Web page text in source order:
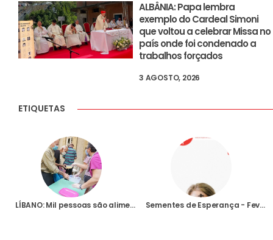
ALBÂNIA: Papa lembra
exemplo do Cardeal Simoni
que voltou a celebrar Missa no
país onde foi condenado a
trabalhos forçados
3 AGOSTO, 2026
ETIQUETAS
LÍBANO: Mil pessoas são alimentadas todos os dias na “sopa dos pobres” em Zahlé, um projecto apoiado pela AIS Sementes de Esperança - Fevereiro 2021